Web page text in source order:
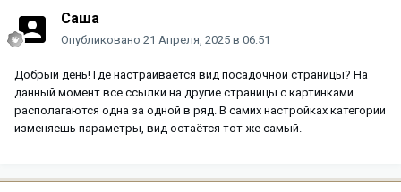
Саша
Опубликовано 21 Апреля, 2025 в 06:51
Добрый день! Где настраивается вид посадочной страницы? На
данный момент все ссылки на другие страницы с картинками
располагаются одна за одной в ряд. В самих настройках категории
изменяешь параметры, вид остаётся тот же самый.